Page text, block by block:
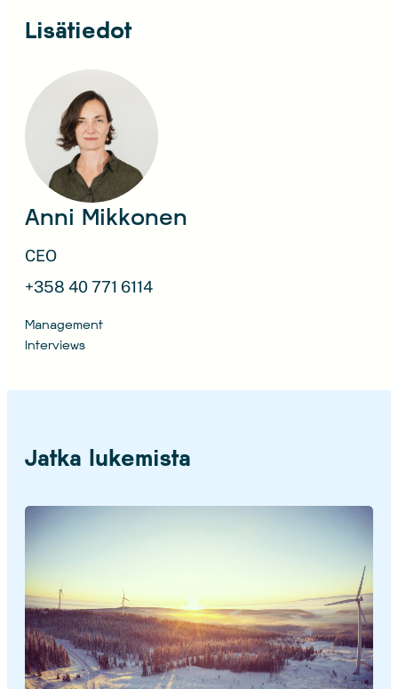
Lisätiedot
Anni Mikkonen
CEO
+358 40 771 6114
Management
Interviews
Jatka lukemista